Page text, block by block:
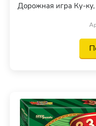
Дорожная игра Ку-